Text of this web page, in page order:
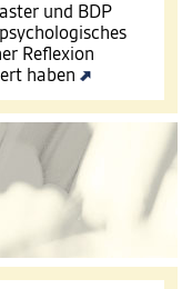
und BDP
Reflexion
haben